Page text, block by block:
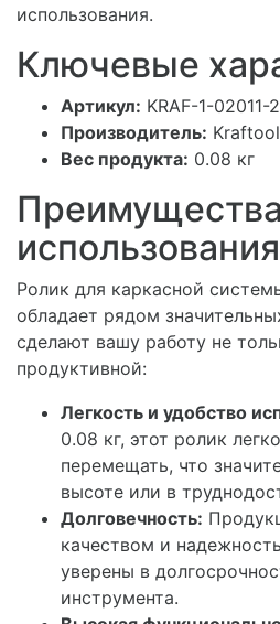
использования.
Ключевые
Артикул: KRAF-1-02011-
Производитель: Kraftool
Вес продукта: 0.08 кг
Преимущества
Ролик для каркасной
обладает рядом
сделают вашу работу не
продуктивной:
Легкость и удобство
0.08 кг, этот ролик
перемещать, что
высоте или в
Долговечность:
качеством и
уверены в
инструмента.